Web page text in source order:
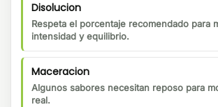
Disolucion
Respeta el porcentaje recomendado para
intensidad y equilibrio.
Maceracion
Algunos sabores necesitan reposo para
real.